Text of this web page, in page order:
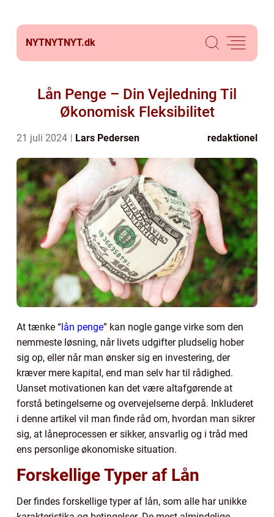
NYTNYTNYT.dk
Lån Penge – Din Vejledning Til
Økonomisk Fleksibilitet
21 juli 2024 Lars Pedersen redaktionel
At tænke “lån penge” kan nogle gange virke som den
nemmeste løsning, når livets udgifter pludselig hober
sig op, eller når man ønsker sig en investering, der
kræver mere kapital, end man selv har til rådighed.
Uanset motivationen kan det være altafgørende at
forstå betingelserne og overvejelserne derpå. Inkluderet
i denne artikel vil man finde råd om, hvordan man sikrer
sig, at låneprocessen er sikker, ansvarlig og i tråd med
ens personlige økonomiske situation.
Forskellige Typer af Lån
Der findes forskellige typer af lån, som alle har unikke